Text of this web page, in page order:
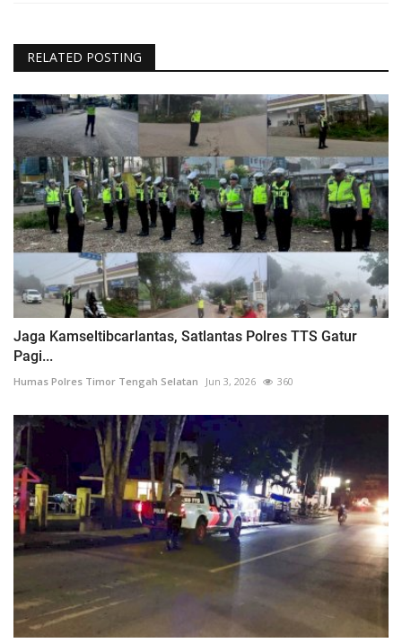
RELATED POSTING
Jaga Kamseltibcarlantas, Satlantas Polres TTS Gatur
Pagi...
Humas Polres Timor Tengah Selatan Jun 3, 2026 360